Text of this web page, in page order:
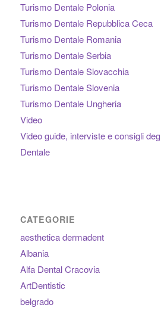
Turismo Dentale Polonia
Turismo Dentale Repubblica Ceca
Turismo Dentale Romania
Turismo Dentale Serbia
Turismo Dentale Slovacchia
Turismo Dentale Slovenia
Turismo Dentale Ungheria
Video
Video guide, interviste e consigli
Dentale
CATEGORIE
aesthetica dermadent
Albania
Alfa Dental Cracovia
ArtDentistic
belgrado